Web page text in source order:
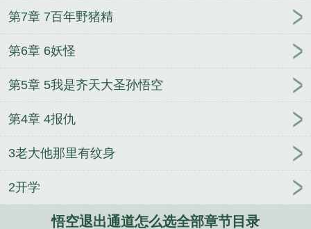
《悟空退出通道怎么选》是水月涟漪精心创作的都市
类小说。
空你退下让为师亲自超度图片
悟空退休回
僧后去了哪
这个奶爸不
太冷
熊生从越狱开始 [综]卷毛控怎么了！
剑
战天涯
变身娜美酱 咸鱼大王的悠哉日常
穿越最弱
玩家
渡冬
纣王驾到之叱咤封神
后一个发丘中郎将
快穿之渣女
第7章 7百年野猪精
第6章 6妖怪
第5章 5我是齐天大圣孙悟空
第4章 4报仇
3老大他那里有纹身
2开学
悟空退出通道怎么选全部章节目录